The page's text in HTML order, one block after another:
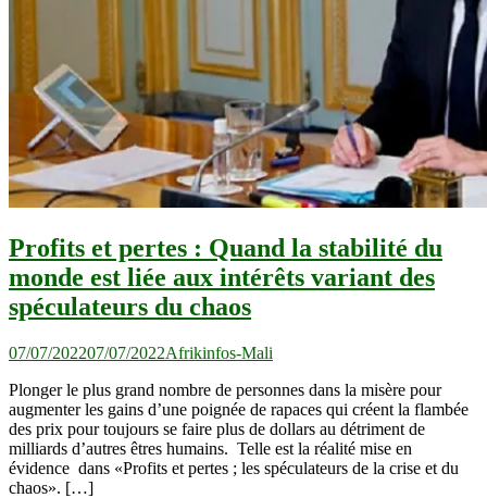
Profits et pertes : Quand la stabilité du
monde est liée aux intérêts variant des
spéculateurs du chaos
07/07/202207/07/2022Afrikinfos-Mali
Plonger le plus grand nombre de personnes dans la misère pour
augmenter les gains d’une poignée de rapaces qui créent la flambée
des prix pour toujours se faire plus de dollars au détriment de
milliards d’autres êtres humains. Telle est la réalité mise en
évidence dans «Profits et pertes ; les spéculateurs de la crise et du
chaos». […]